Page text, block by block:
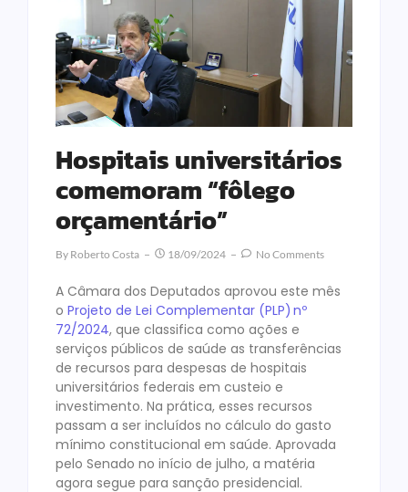
Hospitais universitários
comemoram “fôlego
orçamentário”
By Roberto Costa 18/09/2024 No Comments
A Câmara dos Deputados aprovou este mês
o Projeto de Lei Complementar (PLP) nº
72/2024, que classifica como ações e
serviços públicos de saúde as transferências
de recursos para despesas de hospitais
universitários federais em custeio e
investimento. Na prática, esses recursos
passam a ser incluídos no cálculo do gasto
mínimo constitucional em saúde. Aprovada
pelo Senado no início de julho, a matéria
agora segue para sanção presidencial.